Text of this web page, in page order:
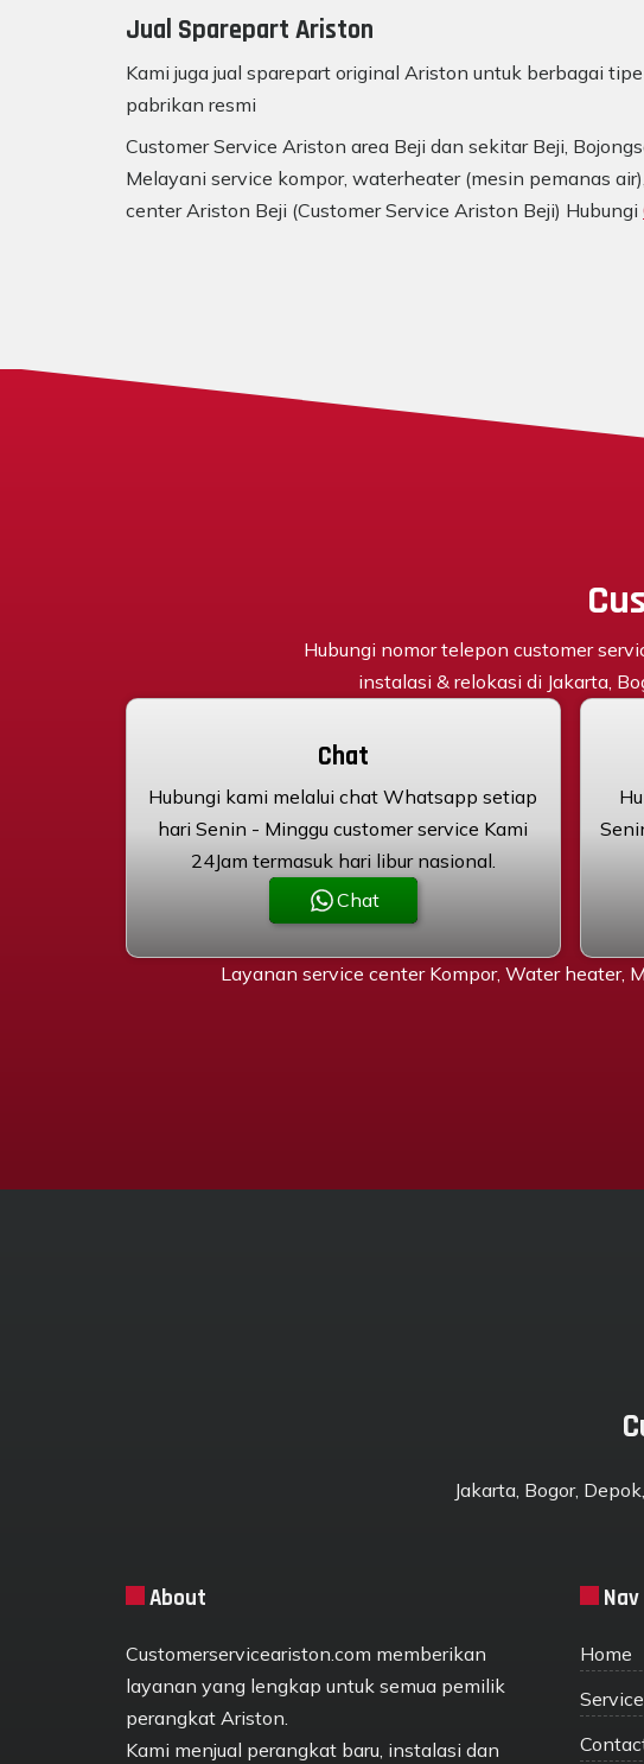
Jual Sparepart Ariston
Kami juga jual sparepart original Ariston untuk berbagai
pabrikan resmi
Customer Service Ariston area Beji dan sekitar Beji,
Melayani service kompor, waterheater (mesin pemanas
center Ariston Beji (Customer Service Ariston Beji) Hubungi
Hubungi nomor telepon customer
instalasi & relokasi di Jakarta,
Chat
Hubungi kami melalui chat Whatsapp setiap
hari Senin - Minggu customer service Kami
24Jam termasuk hari libur nasional.
Chat
Layanan service center Kompor, Water
Jakarta, Bogor,
About
Customerserviceariston.com memberikan
layanan yang lengkap untuk semua pemilik
perangkat Ariston.
Kami menjual perangkat baru, instalasi dan
Nav
Home